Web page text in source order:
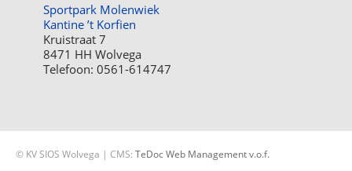
Sportpark Molenwiek
Kantine ’t Korfien
Kruistraat 7
8471 HH Wolvega
Telefoon: 0561-614747
© KV SIOS Wolvega | CMS: TeDoc Web Management v.o.f.